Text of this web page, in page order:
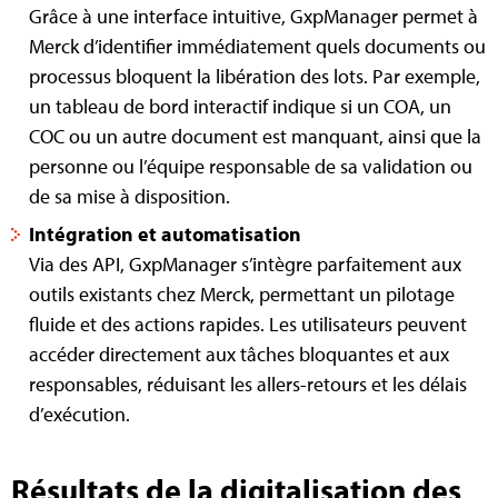
Grâce à une interface intuitive, GxpManager permet à
Merck d’identifier immédiatement quels documents ou
processus bloquent la libération des lots. Par exemple,
un tableau de bord interactif indique si un COA, un
COC ou un autre document est manquant, ainsi que la
personne ou l’équipe responsable de sa validation ou
de sa mise à disposition.
Intégration et automatisation
Via des API, GxpManager s’intègre parfaitement aux
outils existants chez Merck, permettant un pilotage
fluide et des actions rapides. Les utilisateurs peuvent
accéder directement aux tâches bloquantes et aux
responsables, réduisant les allers-retours et les délais
d’exécution.
Résultats de la digitalisation des